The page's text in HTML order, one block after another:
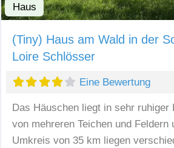
Haus
(Tiny) Haus am Wald in der
Loire Schlösser
Eine Bewertung
Das Häuschen liegt in sehr ruhiger
von mehreren Teichen und Feldern
Umkreis von 35 km liegen